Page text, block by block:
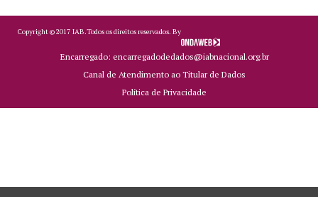
Copyright ©2017 IAB.Todos os direitos reservados. By
Encarregado: encarregadodedados@iabnacional.org.br
Canal de Atendimento ao Titular de Dados
Política de Privacidade